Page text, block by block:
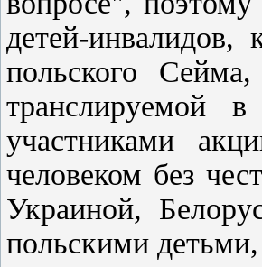
детей-
польского
транслируемой
участниками
человеком без
Украиной,
польскими